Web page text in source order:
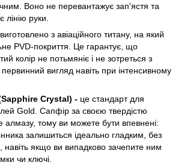
Воно не перевантажує зап'ястя та
лінію руки.
з авіаційного титану, на який
PVD-покриття. Це гарантує, що
колір не потьмяніє і не зотреться з
вигляд навіть при інтенсивному
Crystal) - це стандарт для
Gold. Сапфір за своєю твердістю
алмазу, тому ви можете бути впевнені:
залишиться ідеально гладким, без
якщо ви випадково зачепите ним
чи ключі.